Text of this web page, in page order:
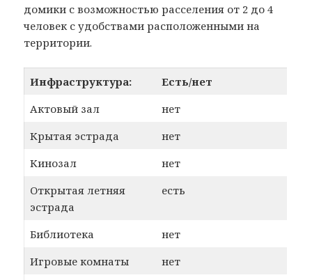
домики с возможностью расселения от 2 до 4
человек с удобствами расположенными на
территории.
Инфраструктура:
Есть/нет
Актовый зал
нет
Крытая эстрада
нет
Кинозал
нет
Открытая летняя
эстрада
есть
Библиотека
нет
Игровые комнаты
нет